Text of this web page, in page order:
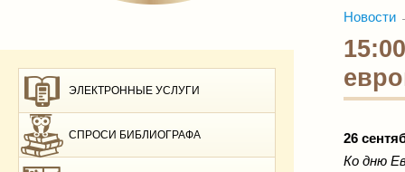
ЭЛЕКТРОННЫЕ УСЛУГИ
СПРОСИ БИБЛИОГРАФА
Новости
26
Ко дню